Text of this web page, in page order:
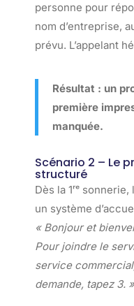
personne pour
nom d’entreprise,
prévu. L’appelant
Résultat : un
première
manquée.
Scénario 2 – Le
structuré
Dès la 1ʳᵉ
un système
« Bonjour et
Pour joindre le
service
demande, tapez 3. »